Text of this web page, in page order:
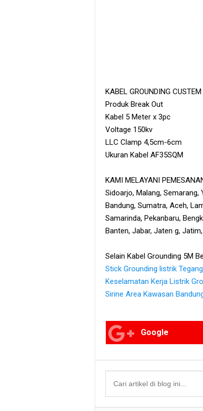
KABEL GROUNDING CUSTEM
Produk Break Out
Kabel 5 Meter x 3pc
Voltage 150kv
LLC Clamp 4,5cm-6cm
Ukuran Kabel AF35SQM
KAMI MELAYANI
Sidoarjo, Malang, Semarang,
Bandung, Sumatra, Aceh,
Samarinda, Pekanbaru,
Banten, Jabar, Jaten g,
Selain Kabel Grounding 5M
Stick Grounding listrik
Keselamatan Kerja Listrik
Sirine Area Kawasan
Google